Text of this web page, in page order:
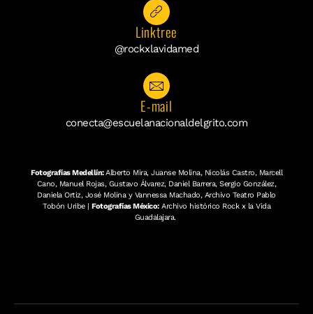
Linktree
@rockxlavidamed
E-mail
conecta@escuelanacionaldelgrito.com
Fotografías Medellín:Alberto Mira, Juanse Molina, Nicolás Castro, Marcell
Cano, Manuel Rojas, Gustavo Álvarez, Daniel Barrera, Sergio González,
Daniela Ortiz, José Molina y Vannessa Machado, Archivo Teatro Pablo
Tobón Uribe | Fotografías México:Archivo histórico Rock x la Vida
Guadalajara.